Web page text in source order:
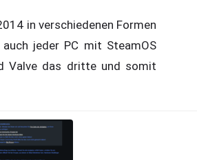
in verschiedenen Formen
jeder PC mit SteamOS
Valve das dritte und somit